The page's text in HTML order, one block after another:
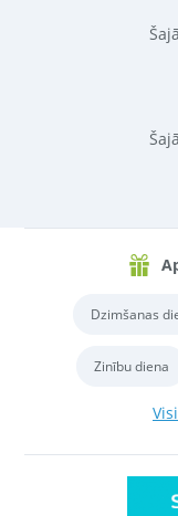
Dzimšanas
Zinību diena